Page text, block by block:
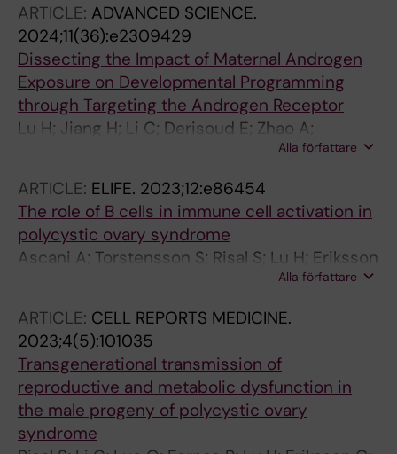
ARTICLE: ADVANCED SCIENCE.
2024;11(36):e2309429
Dissecting the Impact of Maternal Androgen
Exposure on Developmental Programming
through Targeting the Androgen Receptor
Lu H; Jiang H; Li C; Derisoud E; Zhao A;
Eriksson G; Lindgren E; Pui H-P; Risal S; Pei Y;
Stener-Victorin E; Deng Q
Alla författare
ARTICLE: ELIFE. 2023;12:e86454
The role of B cells in immune cell activation in
polycystic ovary syndrome
Ascani A; Torstensson S; Risal S; Lu H; Eriksson
G; Li C; Teschl S; Menezes J; Sandor K;
Stradner MH; Obermayer-Pietsch B; Stener-
Victorin E
Alla författare
ARTICLE: CELL REPORTS MEDICINE.
2023;4(5):101035
Transgenerational transmission of
reproductive and metabolic dysfunction in
the male progeny of polycystic ovary
syndrome